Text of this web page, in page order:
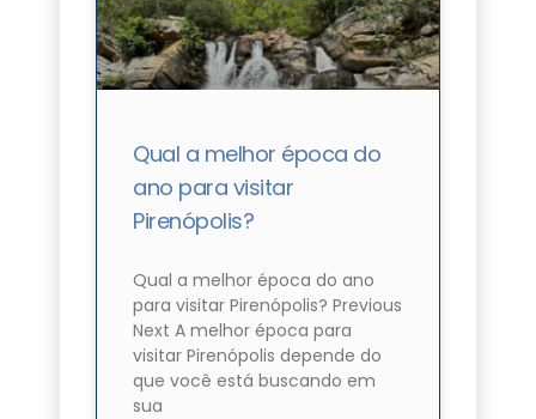
Qual a melhor época do
ano para visitar
Pirenópolis?
Qual a melhor época do ano
para visitar Pirenópolis? Previous
Next A melhor época para
visitar Pirenópolis depende do
que você está buscando em
sua